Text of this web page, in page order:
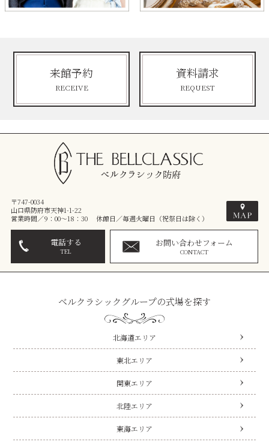
来館予約
RECEIVE
資料請求
REQUEST
〒747-0034
山口県防府市天神1-1-22
営業時間／9：00～18：30 休館日／毎週火曜日（祝祭日は除く）
電話する
TEL
お問い合わせフォーム
CONTACT
ベルクラシックグループの式場を探す
北海道エリア
東北エリア
関東エリア
北陸エリア
東海エリア